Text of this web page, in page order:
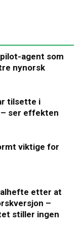
agent som
nynorsk
tilsette i
ser effekten
viktige for
etter at
–
stiller ingen